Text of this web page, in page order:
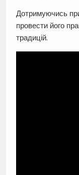
Дотримуючись
провести його
традицій.